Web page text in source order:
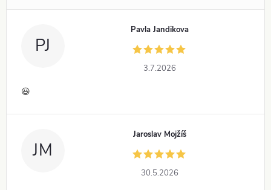
PJ
Pavla Jandikova
3.7.2026
😃
JM
Jaroslav Mojžíš
30.5.2026